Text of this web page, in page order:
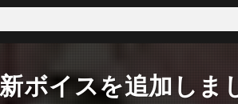
ボイスを追加しま